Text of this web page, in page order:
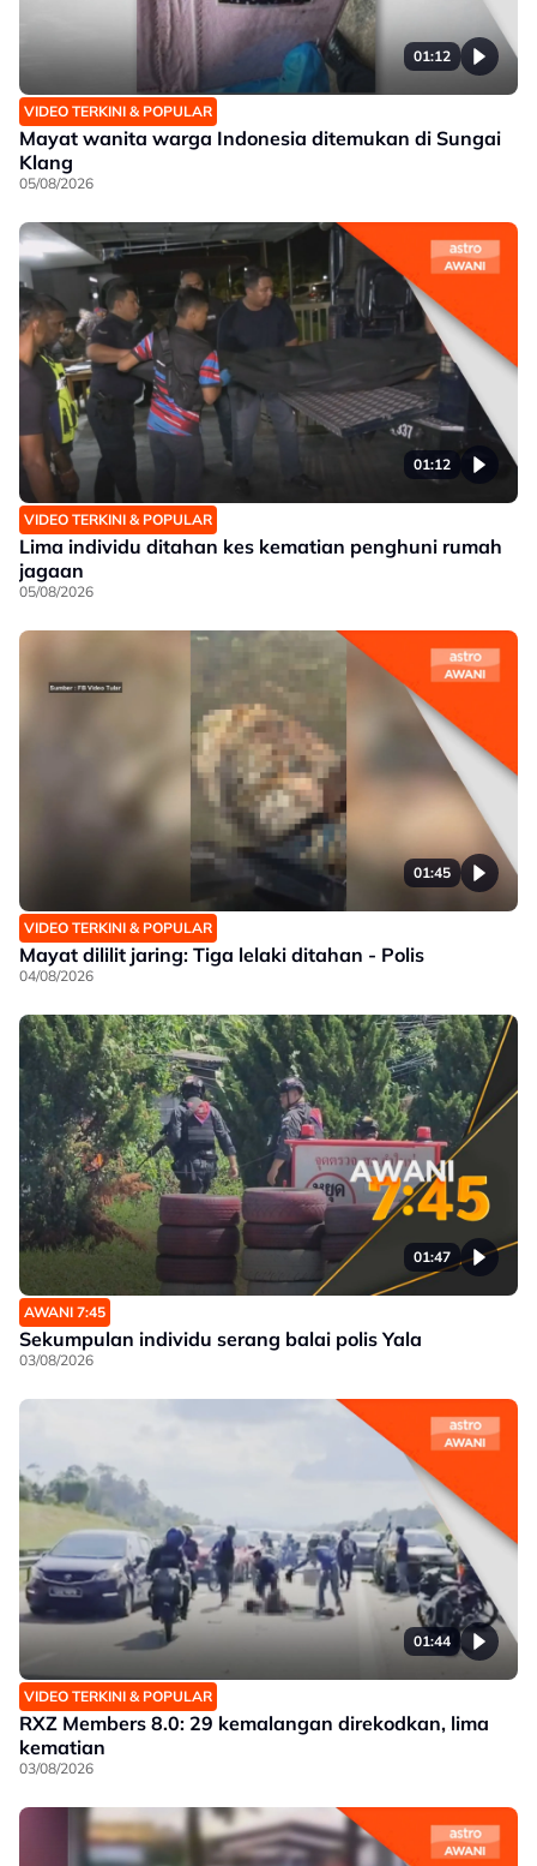
01:12
VIDEO TERKINI & POPULAR
Mayat wanita warga Indonesia ditemukan di Sungai
Klang
05/08/2026
01:12
VIDEO TERKINI & POPULAR
Lima individu ditahan kes kematian penghuni rumah
jagaan
05/08/2026
01:45
VIDEO TERKINI & POPULAR
Mayat dililit jaring: Tiga lelaki ditahan - Polis
04/08/2026
01:47
AWANI 7:45
Sekumpulan individu serang balai polis Yala
03/08/2026
01:44
VIDEO TERKINI & POPULAR
RXZ Members 8.0: 29 kemalangan direkodkan, lima
kematian
03/08/2026